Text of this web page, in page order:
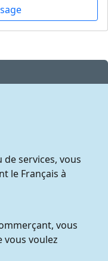
services, vous
le Français à
vous
vous voulez